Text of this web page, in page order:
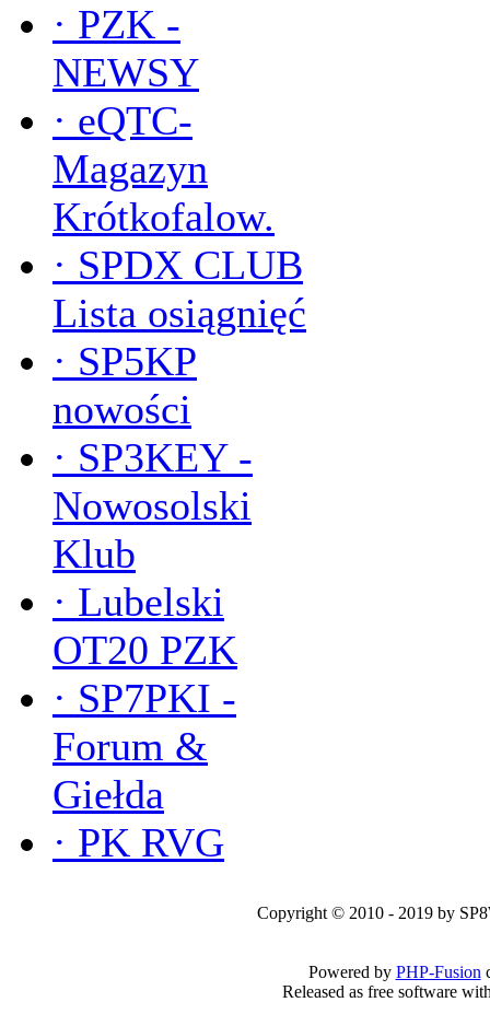
· PZK -
NEWSY
· eQTC-
Magazyn
Krótkofalow.
· SPDX CLUB
Lista osiągnięć
· SP5KP
nowości
· SP3KEY -
Nowosolski
Klub
· Lubelski
OT20 PZK
· SP7PKI -
Forum &
Giełda
· PK RVG
Copyright © 2010 - 2019 by
Powered by PHP-Fusion
Released as free software